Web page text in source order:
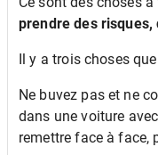
prendre des
Il y a trois choses
Ne buvez pas et ne
dans une voiture
remettre face à face,